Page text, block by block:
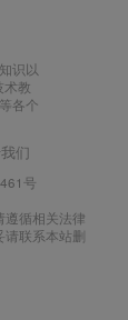
识以
术教
各个
们
号
遵循相关法律
联系本站删